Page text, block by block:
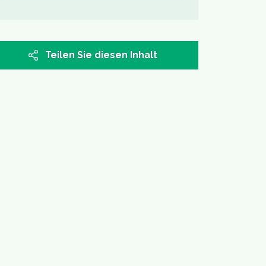
Teilen Sie diesen Inhalt